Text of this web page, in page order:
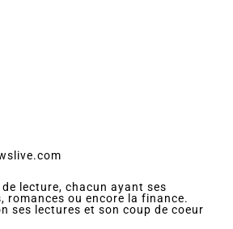
lecture, chacun ayant ses
romances ou encore la finance.
ses lectures et son coup de coeur